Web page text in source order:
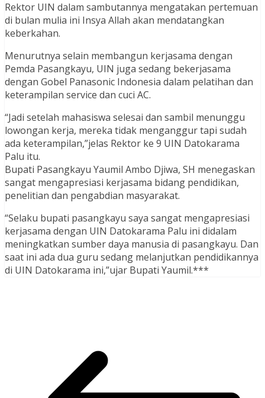
Rektor UIN dalam sambutannya mengatakan pertemuan
di bulan mulia ini Insya Allah akan mendatangkan
keberkahan.
Menurutnya selain membangun kerjasama dengan
Pemda Pasangkayu, UIN juga sedang bekerjasama
dengan Gobel Panasonic Indonesia dalam pelatihan dan
keterampilan service dan cuci AC.
“Jadi setelah mahasiswa selesai dan sambil menunggu
lowongan kerja, mereka tidak menganggur tapi sudah
ada keterampilan,”jelas Rektor ke 9 UIN Datokarama
Palu itu.
Bupati Pasangkayu Yaumil Ambo Djiwa, SH menegaskan
sangat mengapresiasi kerjasama bidang pendidikan,
penelitian dan pengabdian masyarakat.
“Selaku bupati pasangkayu saya sangat mengapresiasi
kerjasama dengan UIN Datokarama Palu ini didalam
meningkatkan sumber daya manusia di pasangkayu. Dan
saat ini ada dua guru sedang melanjutkan pendidikannya
di UIN Datokarama ini,”ujar Bupati Yaumil.***